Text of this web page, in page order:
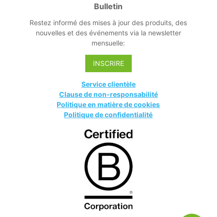
Bulletin
Restez informé des mises à jour des produits, des
nouvelles et des événements via la newsletter
mensuelle:
INSCRIRE
Service clientèle
Clause de non-responsabilité
Politique en matière de cookies
Politique de confidentialité